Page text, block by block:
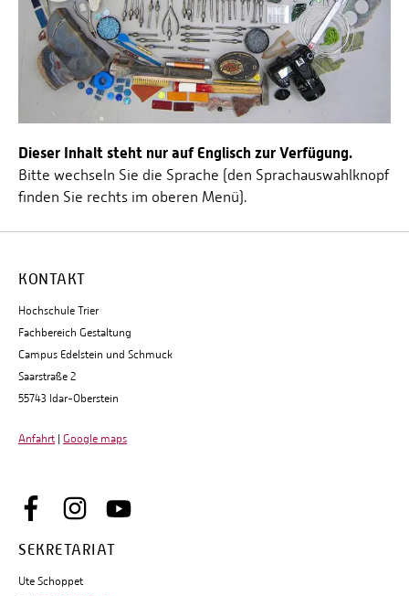
Dieser Inhalt steht nur auf Englisch zur Verfügung.
Bitte wechseln Sie die Sprache (den Sprachauswahlknopf
finden Sie rechts im oberen Menü).
KONTAKT
Hochschule Trier
Fachbereich Gestaltung
Campus Edelstein und Schmuck
Saarstraße 2
55743 Idar-Oberstein
Anfahrt Google maps
SEKRETARIAT
Ute Schoppet